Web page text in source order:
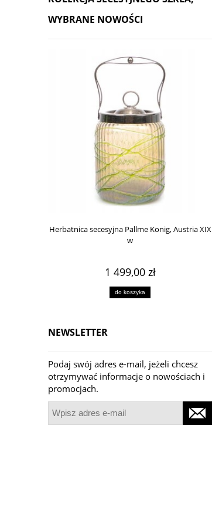
WYBRANE NOWOŚCI
Herbatnica secesyjna Pallme Konig, Austria XIX
w
1 499,00 zł
do koszyka
NEWSLETTER
Podaj swój adres e-mail, jeżeli chcesz
otrzymywać informacje o nowościach i
promocjach.